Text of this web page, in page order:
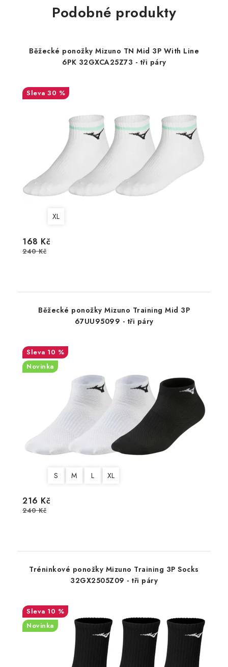
Podobné produkty
Běžecké ponožky Mizuno TN Mid 3P With Line
6PK 32GXCA25Z73 - tři páry
30 %
XL
168 Kč
240 Kč
Běžecké ponožky Mizuno Training Mid 3P
67UU95099 - tři páry
10 %
Novinka
S M L XL
216 Kč
240 Kč
Tréninkové ponožky Mizuno Training 3P Socks
32GX2505Z09 - tři páry
10 %
Novinka